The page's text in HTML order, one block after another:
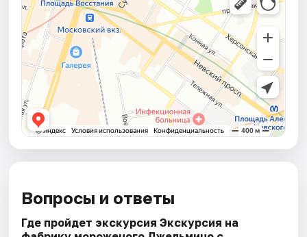
Вопросы и ответы
Где пройдет экскурсия Экскурсия на